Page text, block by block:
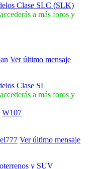
Clase SLC (SLK)
a más foros y
Ver último mensaje
Clase SL
a más foros y
W107
Ver último mensaje
y SUV